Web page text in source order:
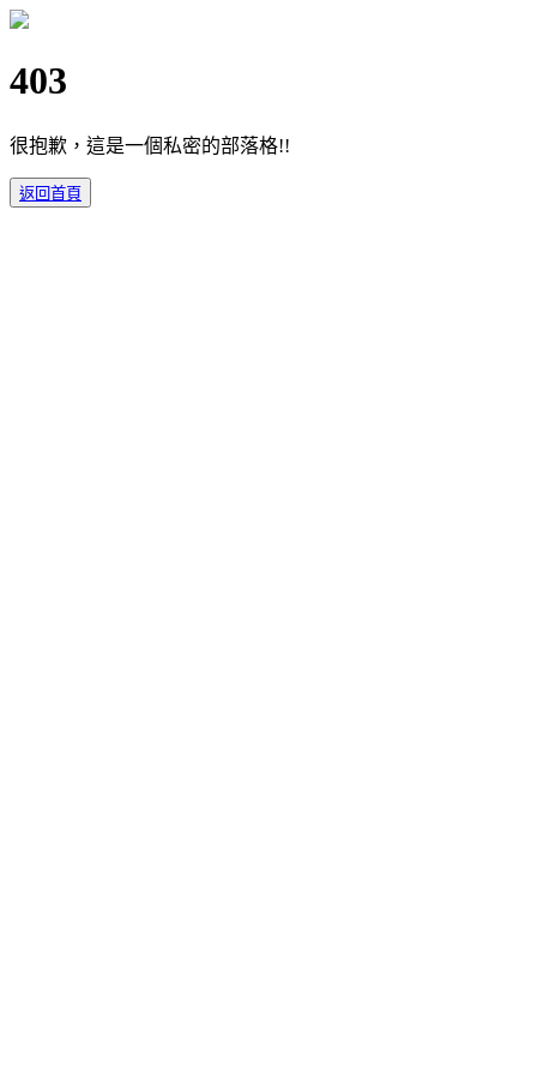
403
很抱歉，這是一個私密的部落格!!
返回首頁